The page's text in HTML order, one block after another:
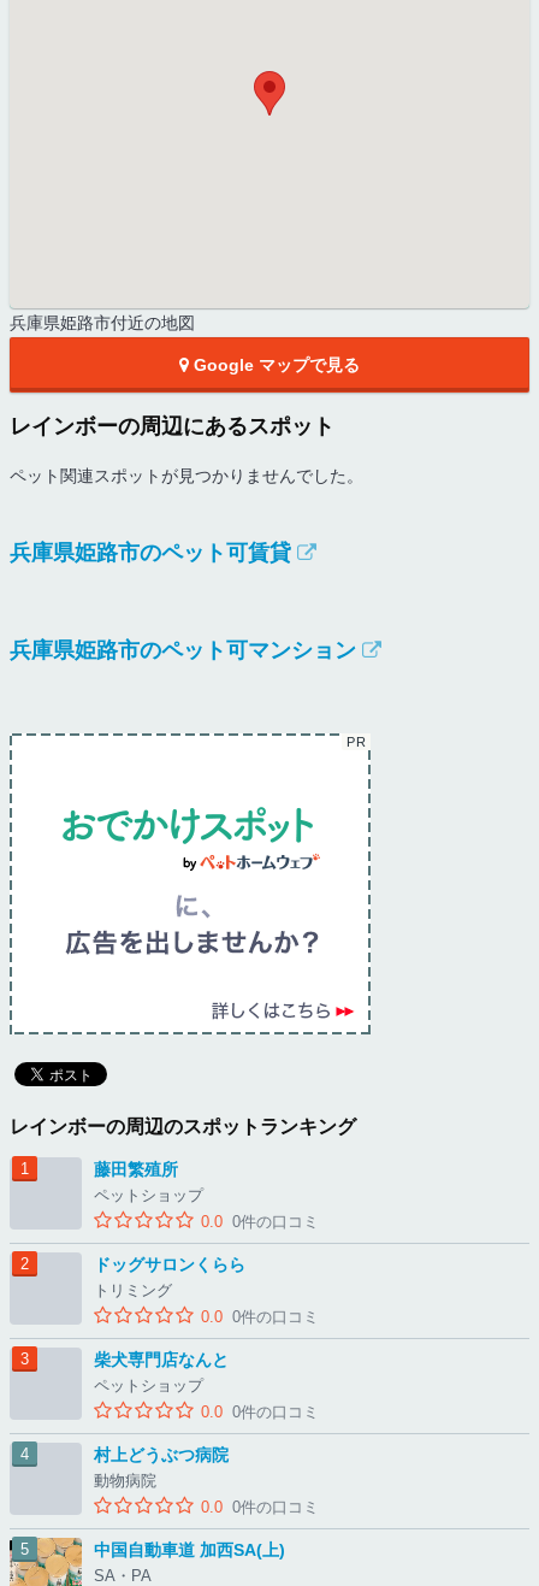
兵庫県姫路市付近の地図
Google マップで見る
レインボーの周辺にあるスポット
ペット関連スポットが見つかりませんでした。
兵庫県姫路市のペット可賃貸
兵庫県姫路市のペット可マンション
レインボーの周辺のスポットランキング
藤田繁殖所
ペットショップ
0.0 0件の口コミ
ドッグサロンくらら
トリミング
0.0 0件の口コミ
柴犬専門店なんと
ペットショップ
0.0 0件の口コミ
村上どうぶつ病院
動物病院
0.0 0件の口コミ
中国自動車道 加西SA(上)
SA・PA